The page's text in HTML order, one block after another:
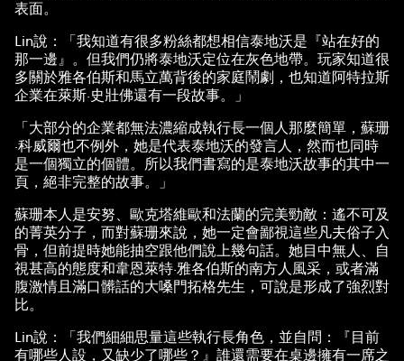
表面。
Lin說：「我知道有很多粉絲都想相信泰地沃是『站在好的
那一邊』。但我們仍將泰地沃定位在灰色地帶。玩家知道很
多關於雅各伯斯和馬立萬背後的家庭鬧劇，也知道阿特拉斯
企業在萊斯·史壯佛還有一段故事。」
「大部分的企業都無法濃縮成執行長一個人那麼簡單，蘇珊
·科威爾也不例外，她是代表泰地沃的發言人，然而也同時
是一個獨立的個體。所以我們書寫的是泰地沃故事的其中一
頁，絕非完整的故事。」
蘇珊本人是安努、歐克塔維歐和法蘭的完美勁敵：遙不可及
的菁英分子，而對蘇珊來說，她一定會鄙視這些凡夫俗子入
骨，但前提時她能抽空跟他們說上幾句話。她目中無人、自
視甚高的態度和韋恩萊特·雅各伯斯的南方人風采，或者滿
腹激情且滿口髒話的大嗓門拓格先生，可說是形成了強烈對
比。
Lin說：「我們細細思量這些執行長角色，並自問：『目前
有哪些人設，又缺少了哪些？』誰還需要在桌邊擁有一席之